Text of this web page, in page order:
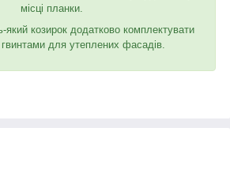
місці планки.
козирок додатково комплектувати
для утеплених фасадів.